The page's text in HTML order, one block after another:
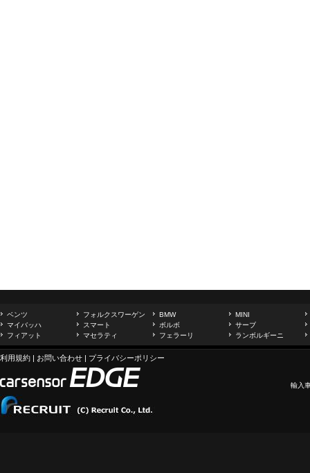
ベンツ フォルクスワーゲン BMW
MINI
マイバッハ
スマート ボルボ
サーブ
フィアット
マセラティ フェラーリ ランボルギーニ
利用規約 | お問い合わせ | プライバシーポリシー
輸入